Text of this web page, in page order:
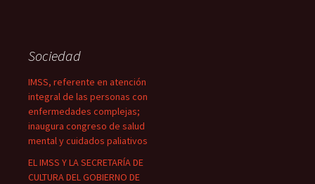
Sociedad
IMSS, referente en atención
integral de las personas con
enfermedades complejas;
inaugura congreso de salud
mental y cuidados paliativos
EL IMSS Y LA SECRETARÍA DE
CULTURA DEL GOBIERNO DE